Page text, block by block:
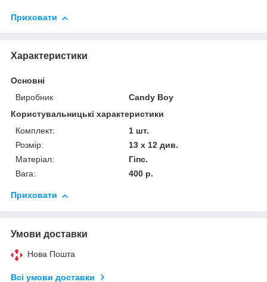
Приховати
Характеристики
Основні
Виробник
Candy Boy
Користувальницькі характеристики
Комплект:
1 шт.
Розмір:
13 х 12 див.
Матеріал:
Гіпс.
Вага:
400 р.
Приховати
Умови доставки
Нова Пошта
Всі умови доставки